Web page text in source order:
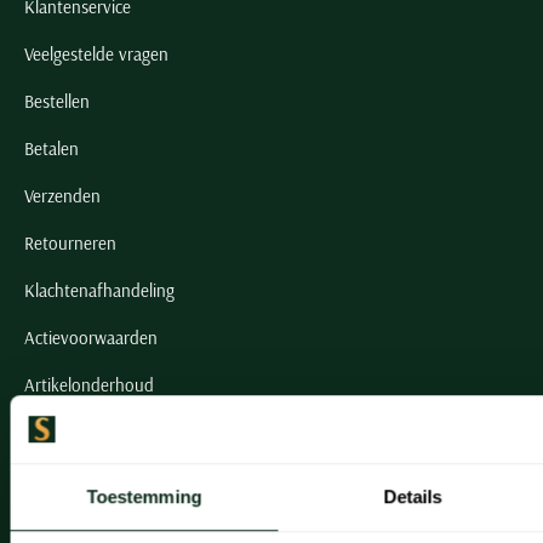
Toestemming Details
Klantenservice
Veelgestelde vragen
Bestellen
Betalen
Verzenden
Retourneren
Klachtenafhandeling
Actievoorwaarden
Artikelonderhoud
Onze winkels